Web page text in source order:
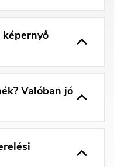
Valóban jó